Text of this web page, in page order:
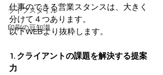
ライフスタイル
印刷の豆知識
仕事のできる営業スタンスは、大きく
分けて４つあります。
以下WEBより抜粋します。
1. クライアントの課題を解決する提案
力